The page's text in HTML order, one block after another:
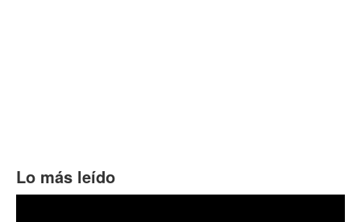
Lo más leído